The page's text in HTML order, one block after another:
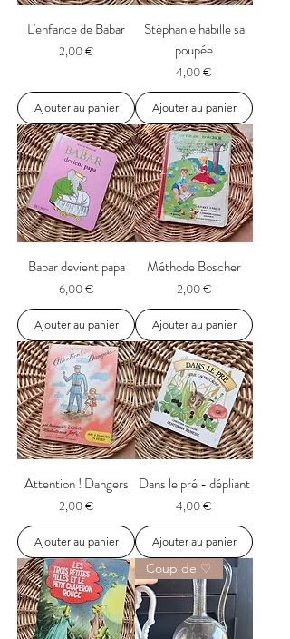
L'enfance de Babar
Prix
2,00 €
Ajouter au panier
Stéphanie habille sa
poupée
Prix
4,00 €
Ajouter au panier
Babar devient papa
Prix
6,00 €
Ajouter au panier
Méthode Boscher
Prix
2,00 €
Ajouter au panier
Attention ! Dangers
Prix
2,00 €
Ajouter au panier
Dans le pré - dépliant
Prix
4,00 €
Ajouter au panier
Coup de ♡